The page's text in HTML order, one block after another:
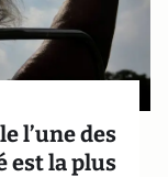
l’une des
est la plus